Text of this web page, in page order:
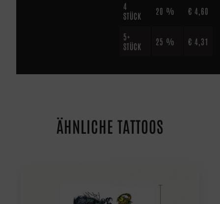
4
STÜCK
20 % € 4,60
5+
STÜCK
25 % € 4,31
ÄHNLICHE TATTOOS